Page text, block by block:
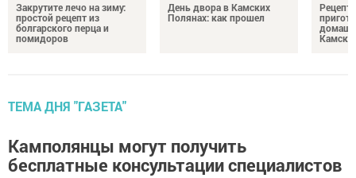
Закрутите лечо на зиму:
простой рецепт из
болгарского перца и
помидоров
День двора в Камских
Полянах: как прошел
ТЕМА ДНЯ "ГАЗЕТА"
Камполянцы могут получить
бесплатные консультации специалистов